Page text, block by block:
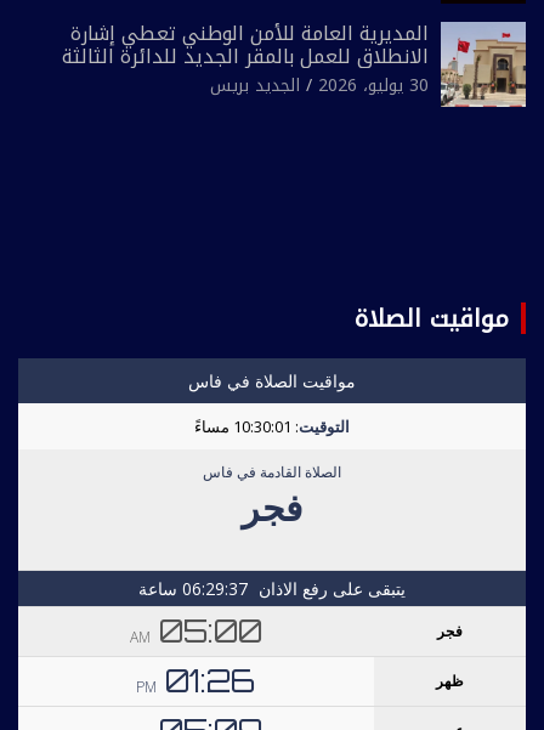
المديرية العامة للأمن الوطني تعطي إشارة
الانطلاق للعمل بالمقر الجديد للدائرة الثالثة
للشرطة بولاية أمن العيون
30 يوليو، 2026 الجديد بريس
مواقيت الصلاة